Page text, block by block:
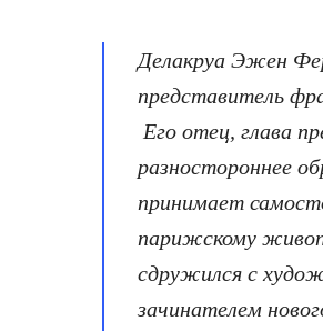
Делакруа Эжен
представитель
Его отец, глава
разностороннее
принимает
парижскому
сдружился с
зачинателем